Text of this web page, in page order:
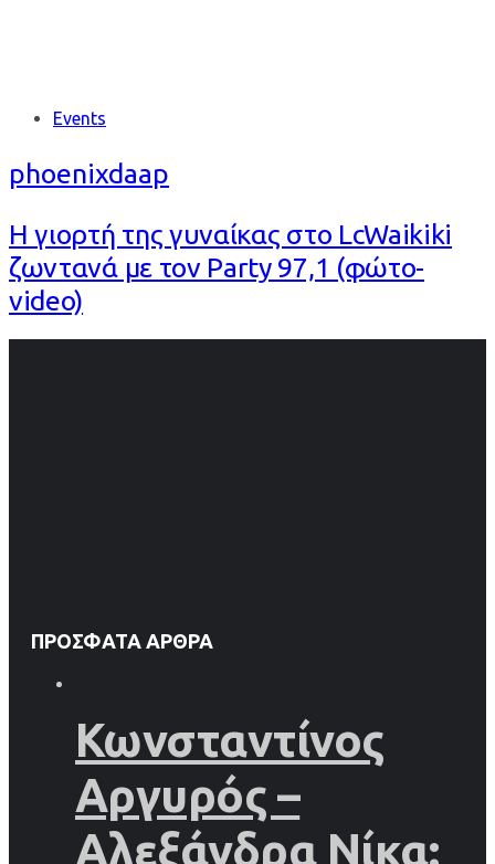
Tags Events
phoenixdaap
Η γιορτή της γυναίκας στο LcWaikiki
ζωντανά με τον Party 97,1 (φώτο-
video)
ΠΡΌΣΦΑΤΑ ΆΡΘΡΑ
Κωνσταντίνος
Αργυρός –
Αλεξάνδρα Νίκα: